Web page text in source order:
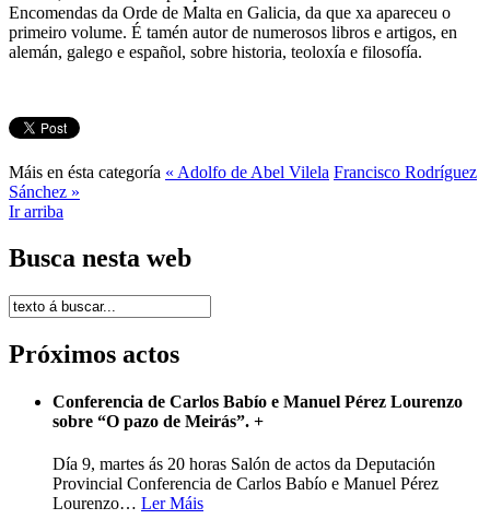
Encomendas da Orde de Malta en Galicia, da que xa apareceu o
primeiro volume. É tamén autor de numerosos libros e artigos, en
alemán, galego e español, sobre historia, teoloxía e filosofía.
Máis en ésta categoría « Adolfo de Abel Vilela Francisco Rodríguez
Sánchez »
Ir arriba
Busca nesta web
Próximos actos
Conferencia de Carlos Babío e Manuel Pérez Lourenzo
sobre “O pazo de Meirás”. +
Día 9, martes ás 20 horas Salón de actos da Deputación
Provincial Conferencia de Carlos Babío e Manuel Pérez
Lourenzo… Ler Máis